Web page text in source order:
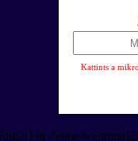
Kattints a
in /home/